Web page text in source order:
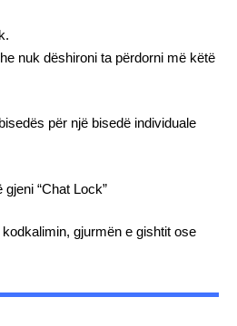
nuk dëshironi ta përdorni më këtë
për një bisedë individuale
“Chat Lock”
gjurmën e gishtit ose